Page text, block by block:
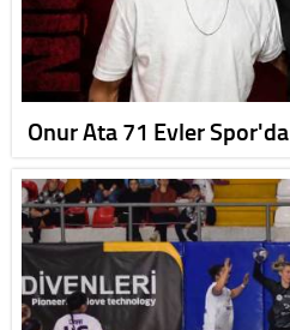
Onur Ata 71 Evler Spor'da